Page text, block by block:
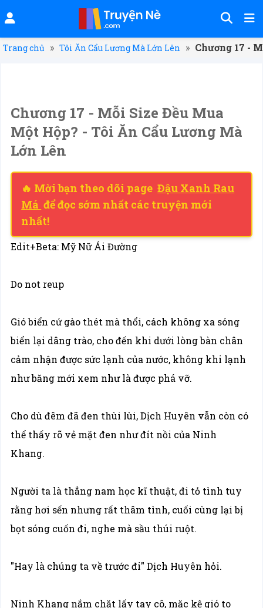
Trang chủ » Tôi Ăn Cẩu Lương Mà Lớn Lên » Chương 17 -
Chương 17 - Mỗi Size Đều Mua
Một Hộp? - Tôi Ăn Cẩu Lương Mà
Lớn Lên
🔥 Mời bạn theo dõi page Đậu Xanh Rau
Má để đọc sớm nhất các truyện mới
nhất!
Edit+Beta: Mỹ Nữ Ái Đường
Do not reup
Gió biển cứ gào thét mà thổi, cách không xa sóng
biển lại dâng trào, cho đến khi dưới lòng bàn chân
cảm nhận được sức lạnh của nước, không khi lạnh
như băng mới xem như là được phá vỡ.
Cho dù đêm đã đen thùi lùi, Dịch Huyên vẫn còn có
thể thấy rõ vẻ mặt đen như đít nồi của Ninh
Khang.
Người ta là thẳng nam học kĩ thuật, đi tỏ tình tuy
rằng hơi sến nhưng rất thâm tình, cuối cùng lại bị
bọt sóng cuốn đi, nghe mà sầu thúi ruột.
"Hay là chúng ta về trước đi" Dịch Huyên hỏi.
Ninh Khang nắm chặt lấy tay cô, mặc kệ gió to